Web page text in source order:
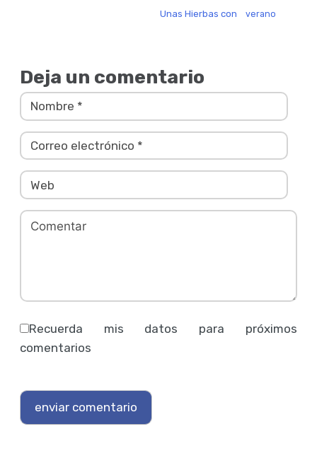
Unas Hierbas con verano
Deja un comentario
Recuerda mis datos para próximos
comentarios